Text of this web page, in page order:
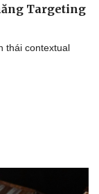
Targeting
thái contextual